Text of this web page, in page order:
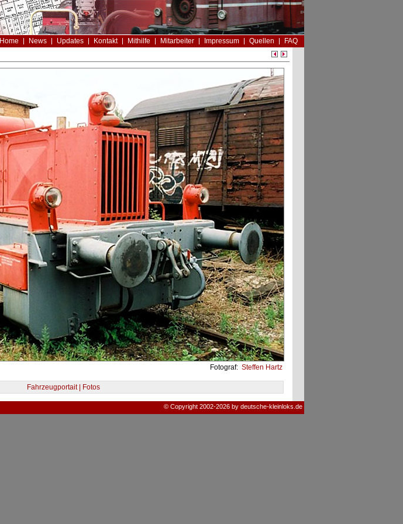
Home News Updates Kontakt Mithilfe Mitarbeiter Impressum Quellen
FAQ
Fotograf: Steffen Hartz
Fahrzeugportait | Fotos
© Copyright 2002-2026 by deutsche-kleinloks.de